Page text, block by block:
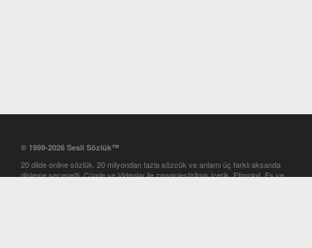
© 1999-2026 Sesli Sözlük™
20 dilde online sözlük. 20 milyondan fazla sözcük ve anlamı üç farklı aksanda
dinleme seçeneği. Cümle ve Videolar ile zenginleştirilmiş içerik. Etimoloji, Eş ve